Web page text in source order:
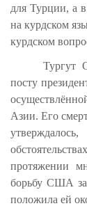
для Турции, а
на курдском
курдском
Тургут
посту
Азии. Его
протяжении
борьбу США за
положила ей